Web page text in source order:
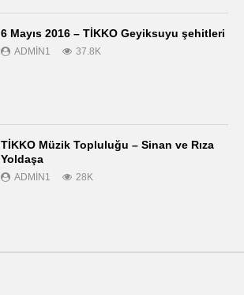
6 Mayıs 2016 – TİKKO Geyiksuyu şehitleri
ADMIN1 37.8K
TİKKO Müzik Topluluğu – Sinan ve Rıza
Yoldaşa
ADMIN1 28K